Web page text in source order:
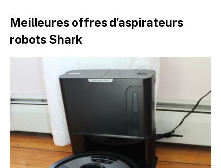
Meilleures offres d’aspirateurs
robots Shark